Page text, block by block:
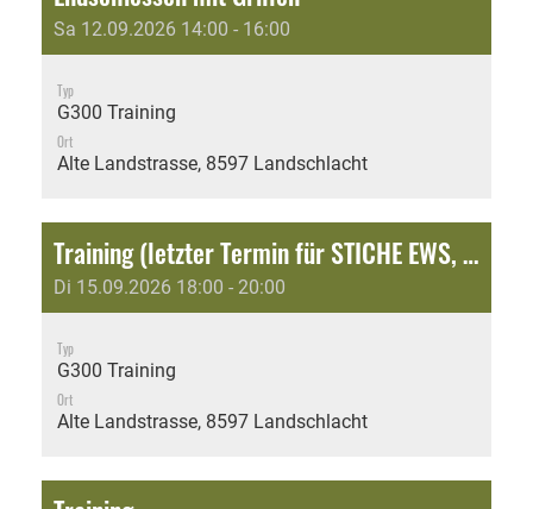
Sa 12.09.2026 14:00 - 16:00
Typ
G300 Training
Ort
Alte Landstrasse, 8597 Landschlacht
Training (letzter Termin für STICHE EWS, KS, etc.)
Di 15.09.2026 18:00 - 20:00
Typ
G300 Training
Ort
Alte Landstrasse, 8597 Landschlacht